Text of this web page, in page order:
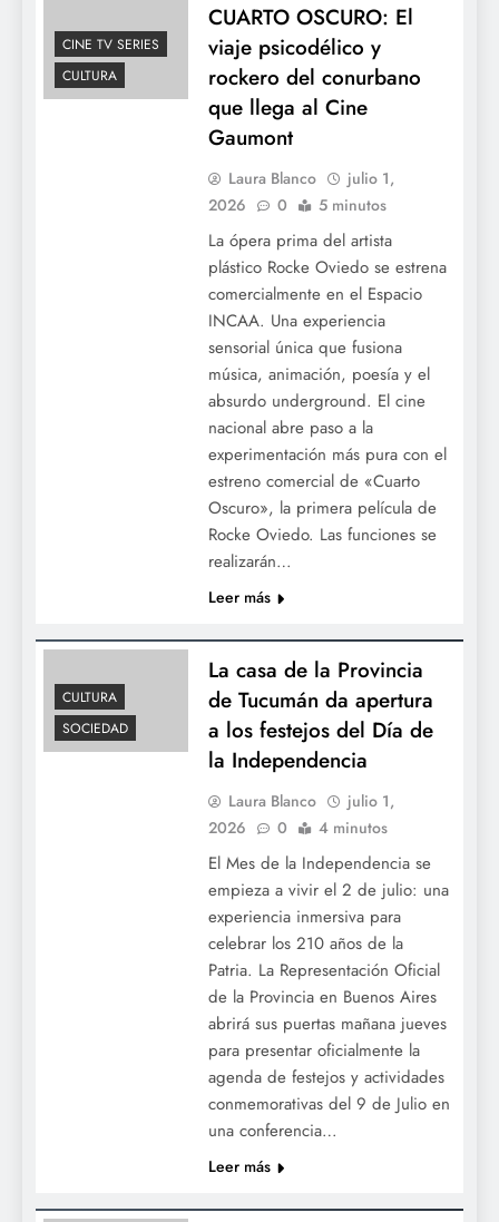
La casa de la Provincia de Tucumán da
apertura a los festejos del Día de la
«Solución Rápida»: El espejo de la vida
conyugal que nos invita a reírnos de
Regresa la magia del teatro integrado: se
estrena «Abuela Luna», una aventura
espacial y ecológica para toda la familia
CINE TV SERIES
CULTURA
CUARTO OSCURO: El
viaje psicodélico y
rockero del conurbano
que llega al Cine
Gaumont
Laura Blanco
julio 1,
2026
0 5 minutos
La ópera prima del artista
plástico Rocke Oviedo se estrena
comercialmente en el Espacio
INCAA. Una experiencia
sensorial única que fusiona
música, animación, poesía y el
absurdo underground. El cine
nacional abre paso a la
experimentación más pura con el
estreno comercial de «Cuarto
Oscuro», la primera película de
Rocke Oviedo. Las funciones se
realizarán…
Leer más
CULTURA
SOCIEDAD
La casa de la Provincia
de Tucumán da apertura
a los festejos del Día de
la Independencia
Laura Blanco
julio 1,
2026
0 4 minutos
El Mes de la Independencia se
empieza a vivir el 2 de julio: una
experiencia inmersiva para
celebrar los 210 años de la
Patria. La Representación Oficial
de la Provincia en Buenos Aires
abrirá sus puertas mañana jueves
para presentar oficialmente la
agenda de festejos y actividades
conmemorativas del 9 de Julio en
una conferencia…
Leer más